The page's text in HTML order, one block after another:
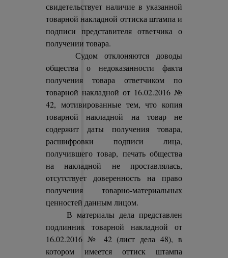
свидетельствует наличие в указанной
товарной накладной оттиска штампа и
подписи представителя ответчика о
получении товара.
Судом отклоняются доводы
общества о недоказанности факта
получения товара ответчиком по
товарной накладной от 16.02.2016 №
42, мотивированные тем, что копия
товарной накладной на товар не
содержит даты получения товара,
расшифровки подписи лица,
получившего товар, печать общества
на накладной не проставлялась,
отсутствует доверенность на право
получения товарно-материальных
ценностей данным лицом.
В материалы дела представлен
подлинник товарной накладной от
16.02.2016 № 42 (лист дела 48), в
котором имеется оттиск штампа